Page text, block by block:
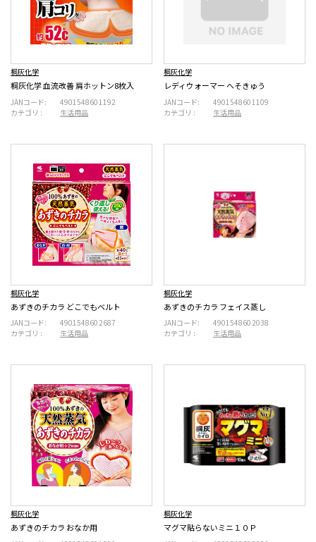
桐灰化学
桐灰化学 血流改善 肩ホットン8枚入
JANコード:
4901548601192
カテゴリ :
生活用品
桐灰化学
レディウォーマー へそきゅう
JANコード:
4901548601109
カテゴリ :
生活用品
桐灰化学
あずきのチカラ どこでもベルト
JANコード:
4901548602687
カテゴリ :
生活用品
桐灰化学
あずきのチカラ フェイス蒸し
JANコード:
4901548602038
カテゴリ :
生活用品
桐灰化学
あずきのチカラ おなか用
桐灰化学
マグマ貼らないミニ１０Ｐ